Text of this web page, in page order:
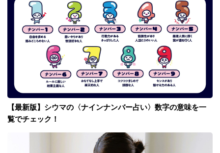
【最新版】シウマの〈ナインナンバー占い〉数字の意味を一
覧でチェック！